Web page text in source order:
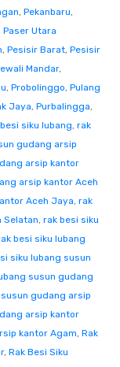
, Pekanbaru,
Paser Utara
, Pesisir Barat, Pesisir
Mandar,
, Probolinggo, Pulang
Jaya, Purbalingga,
siku lubang, rak
gudang arsip
arsip kantor
arsip kantor Aceh
Aceh Jaya, rak
Selatan, rak besi siku
besi siku lubang
siku lubang susun
susun gudang
gudang arsip
arsip kantor
kantor Agam, Rak
, Rak Besi Siku